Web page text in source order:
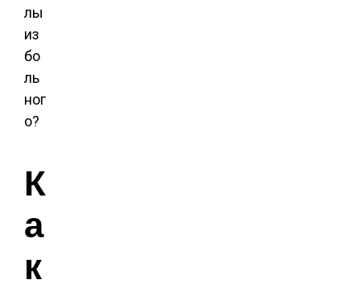
лы
из
бо
ль
ног
о?
К
а
к